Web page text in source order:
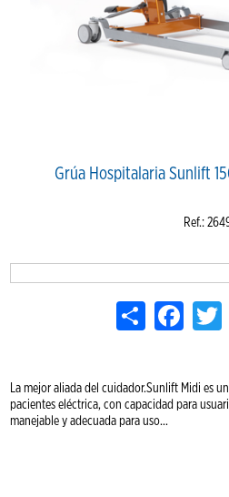
Grúa Hospitalaria Sunlift
Ref.:
Share
La mejor aliada del cuidador.Sunlift Midi es
pacientes eléctrica, con capacidad para
manejable y adecuada para uso...